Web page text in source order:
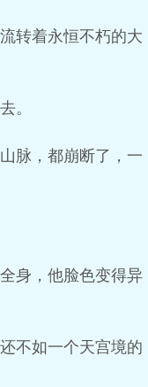
转着永恒不朽的大
。
脉，都崩断了，一
身，他脸色变得异
不如一个天宫境的